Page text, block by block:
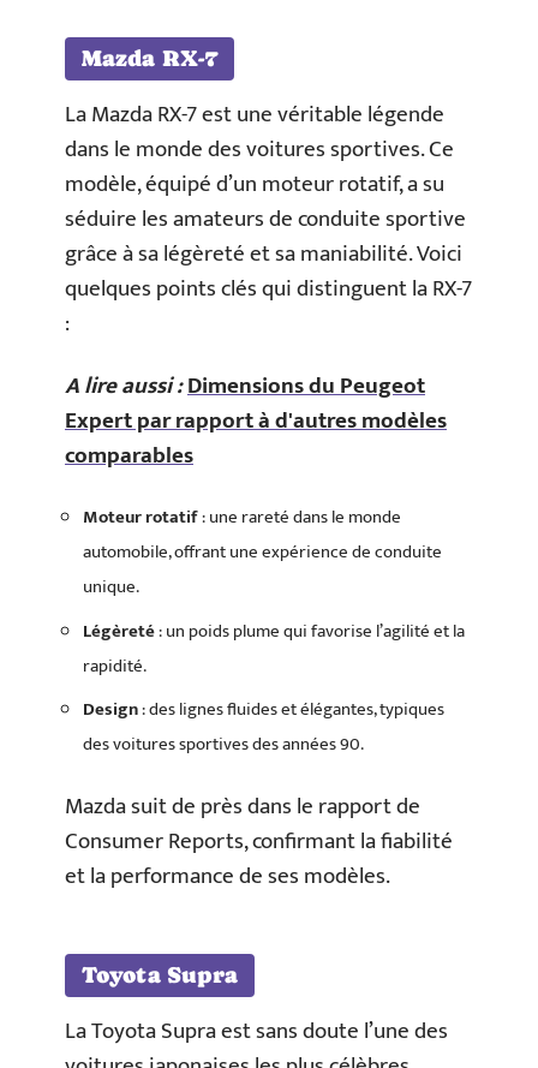
Mazda RX-7
La Mazda RX-7 est une véritable légende
dans le monde des voitures sportives. Ce
modèle, équipé d’un moteur rotatif, a su
séduire les amateurs de conduite sportive
grâce à sa légèreté et sa maniabilité. Voici
quelques points clés qui distinguent la RX-7
:
A lire aussi :Dimensions du Peugeot
Expert par rapport à d'autres modèles
comparables
Moteur rotatif: une rareté dans le monde
automobile, offrant une expérience de conduite
unique.
Légèreté: un poids plume qui favorise l’agilité et la
rapidité.
Design: des lignes fluides et élégantes, typiques
des voitures sportives des années 90.
Mazda suit de près dans le rapport de
Consumer Reports, confirmant la fiabilité
et la performance de ses modèles.
Toyota Supra
La Toyota Supra est sans doute l’une des